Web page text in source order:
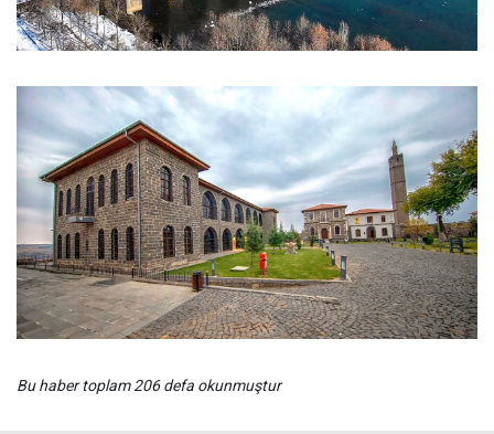
Bu haber toplam 206 defa okunmuştur